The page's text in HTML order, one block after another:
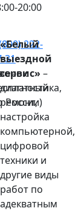
20:00
222-
31
России)
«Белый
выездной
сервис» –
диагностика,
ремонт,
настройка
компьютерной,
цифровой
техники и
другие виды
работ по
адекватным